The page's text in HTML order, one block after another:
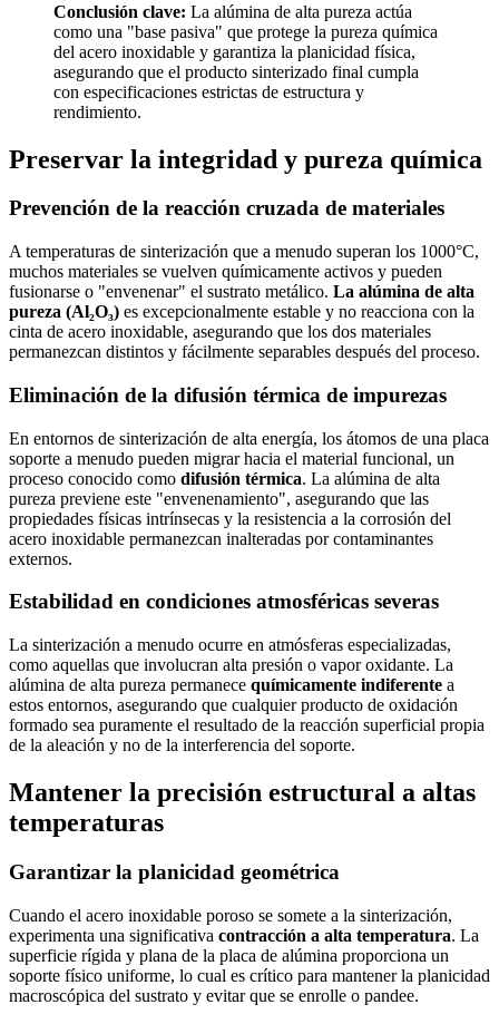
Conclusión clave: La alúmina de alta pureza actúa
como una "base pasiva" que protege la pureza química
del acero inoxidable y garantiza la planicidad física,
asegurando que el producto sinterizado final cumpla
con especificaciones estrictas de estructura y
rendimiento.
Preservar la integridad y pureza química
Prevención de la reacción cruzada de materiales
A temperaturas de sinterización que a menudo superan los 1000°C,
muchos materiales se vuelven químicamente activos y pueden
fusionarse o "envenenar" el sustrato metálico. La alúmina de alta
pureza (Al₂O₃) es excepcionalmente estable y no reacciona con la
cinta de acero inoxidable, asegurando que los dos materiales
permanezcan distintos y fácilmente separables después del proceso.
Eliminación de la difusión térmica de impurezas
En entornos de sinterización de alta energía, los átomos de una placa
soporte a menudo pueden migrar hacia el material funcional, un
proceso conocido como difusión térmica. La alúmina de alta
pureza previene este "envenenamiento", asegurando que las
propiedades físicas intrínsecas y la resistencia a la corrosión del
acero inoxidable permanezcan inalteradas por contaminantes
externos.
Estabilidad en condiciones atmosféricas severas
La sinterización a menudo ocurre en atmósferas especializadas,
como aquellas que involucran alta presión o vapor oxidante. La
alúmina de alta pureza permanece químicamente indiferente a
estos entornos, asegurando que cualquier producto de oxidación
formado sea puramente el resultado de la reacción superficial propia
de la aleación y no de la interferencia del soporte.
Mantener la precisión estructural a altas
temperaturas
Garantizar la planicidad geométrica
Cuando el acero inoxidable poroso se somete a la sinterización,
experimenta una significativa contracción a alta temperatura. La
superficie rígida y plana de la placa de alúmina proporciona un
soporte físico uniforme, lo cual es crítico para mantener la planicidad
macroscópica del sustrato y evitar que se enrolle o pandee.